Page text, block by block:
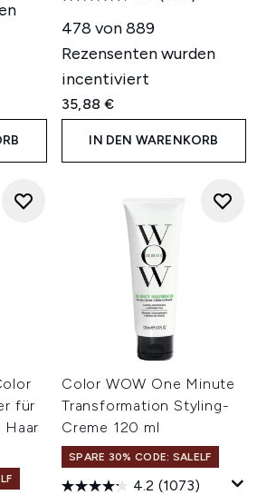
478 von 889
Rezensenten wurden
incentiviert
35,88 €
IN DEN WARENKORB
für
Haar
Color WOW One Minute
Transformation Styling-
Creme 120 ml
SPARE 30% CODE: SALELF
4.2 (1073)